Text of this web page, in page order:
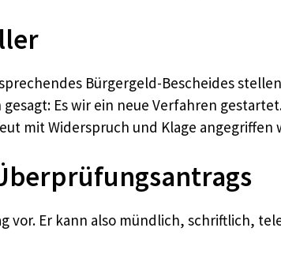
Bürgergeld-Bescheides
Es wir ein neue Verfahren
mit Widerspruch und Klage angegriffen
vor. Er kann also mündlich, schriftlich,